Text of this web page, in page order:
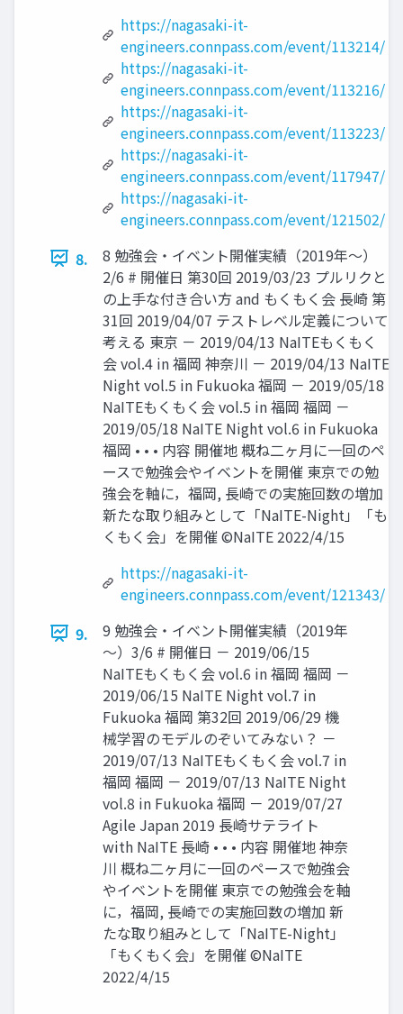
https://nagasaki-it-
engineers.connpass.com/event/113214/
https://nagasaki-it-
engineers.connpass.com/event/113216/
https://nagasaki-it-
engineers.connpass.com/event/113223/
https://nagasaki-it-
engineers.connpass.com/event/117947/
https://nagasaki-it-
engineers.connpass.com/event/121502/
8.
8 勉強会・イベント開催実績（2019年～）
2/6 # 開催日 第30回 2019/03/23 プルリクと
の上手な付き合い方 and もくもく会 長崎 第
31回 2019/04/07 テストレベル定義について
考える 東京 － 2019/04/13 NaITEもくもく
会 vol.4 in 福岡 神奈川 － 2019/04/13 NaITE
Night vol.5 in Fukuoka 福岡 － 2019/05/18
NaITEもくもく会 vol.5 in 福岡 福岡 －
2019/05/18 NaITE Night vol.6 in Fukuoka
福岡 • • • 内容 開催地 概ね二ヶ月に一回のペ
ースで勉強会やイベントを開催 東京での勉
強会を軸に，福岡, 長崎での実施回数の増加
新たな取り組みとして「NaITE-Night」「も
くもく会」を開催 ©NaITE 2022/4/15
https://nagasaki-it-
engineers.connpass.com/event/121343/
9.
9 勉強会・イベント開催実績（2019年
～）3/6 # 開催日 － 2019/06/15
NaITEもくもく会 vol.6 in 福岡 福岡 －
2019/06/15 NaITE Night vol.7 in
Fukuoka 福岡 第32回 2019/06/29 機
械学習のモデルのぞいてみない？ －
2019/07/13 NaITEもくもく会 vol.7 in
福岡 福岡 － 2019/07/13 NaITE Night
vol.8 in Fukuoka 福岡 － 2019/07/27
Agile Japan 2019 長崎サテライト
with NaITE 長崎 • • • 内容 開催地 神奈
川 概ね二ヶ月に一回のペースで勉強会
やイベントを開催 東京での勉強会を軸
に，福岡, 長崎での実施回数の増加 新
たな取り組みとして「NaITE-Night」
「もくもく会」を開催 ©NaITE
2022/4/15